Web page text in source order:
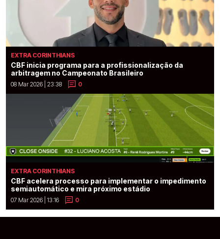
EXTRA CORINTHIANS
CBF inicia programa para a profissionalização da
arbitragem no Campeonato Brasileiro
08 Mar 2026 | 23:38 0
EXTRA CORINTHIANS
CBF acelera processo para implementar o impedimento
semiautomático e mira próximo estádio
07 Mar 2026 | 13:16 0